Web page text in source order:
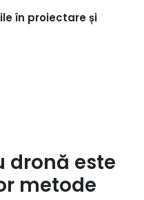
în proiectare și
dronă este
metode